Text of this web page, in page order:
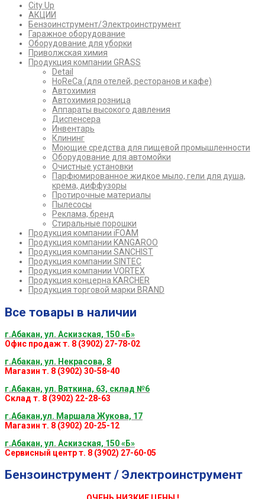
City Up
АКЦИИ
Бензоинструмент/Электроинструмент
Гаражное оборудование
Оборудование для уборки
Приволжская химия
Продукция компании GRASS
Detail
HoReCa (для отелей, ресторанов и кафе)
Автохимия
Автохимия розница
Аппараты высокого давления
Диспенсера
Инвентарь
Клининг
Моющие средства для пищевой промышленности
Оборудование для автомойки
Очистные установки
Парфюмированное жидкое мыло, гели для душа,
крема, диффузоры
Протирочные материалы
Пылесосы
Реклама, бренд
Стиральные порошки
Продукция компании iFOAM
Продукция компании KANGAROO
Продукция компании SANCHIST
Продукция компании SINTEC
Продукция компании VORTEX
Продукция концерна KARCHER
Продукция торговой марки BRAND
Все товары в наличии
г.Абакан, ул. Аскизская, 150 «Б»
Офис продаж т. 8 (3902) 27-78-02
г.Абакан, ул. Некрасова, 8
Магазин т. 8 (3902) 30-58-40
г.Абакан, ул. Вяткина, 63, склад №6
Склад т. 8 (3902) 22-28-63
г.Абакан,ул. Маршала Жукова, 17
Магазин т. 8 (3902) 20-25-12
г.Абакан, ул. Аскизская, 150 «Б»
Сервисный центр т. 8 (3902) 27-60-05
Бензоинструмент / Электроинструмент